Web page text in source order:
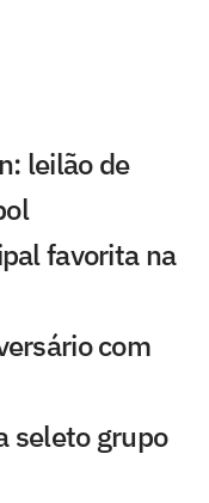
leilão de
favorita na
com
seleto grupo